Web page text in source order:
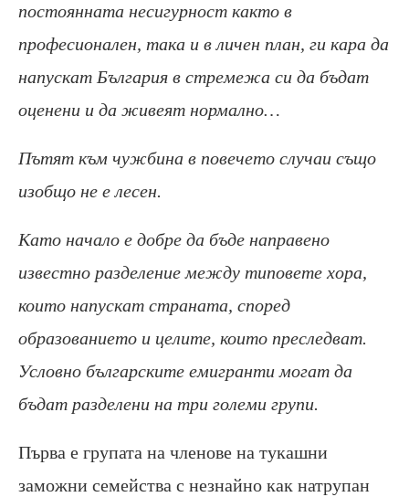
постоянната несигурност както в
професионален, така и в личен план, ги кара да
напускат България в стремежа си да бъдат
оценени и да живеят нормално…
Пътят към чужбина в повечето случаи също
изобщо не е лесен.
Като начало е добре да бъде направено
известно разделение между типовете хора,
които напускат страната, според
образованието и целите, които преследват.
Условно българските емигранти могат да
бъдат разделени на три големи групи.
Първа е групата на членове на тукашни
заможни семейства с незнайно как натрупан